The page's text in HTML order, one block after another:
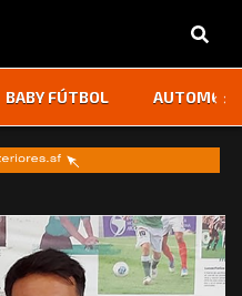
BABY FÚTBOL ‹ ›